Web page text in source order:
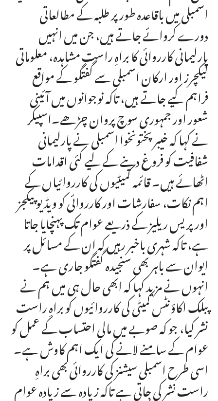
اسمبلی میں باقاعدہ طور پر طلبہ کے مطالعاتی
دورے کروائے جاتے ہیں، جن میں انہیں
پارلیمانی کارروائی کا براہِ راست مشاہدہ، معلوماتی
لیکچرز اور ارکان اسمبلی سے گفتگو کے مواقع
فراہم کیے جاتے ہیں، تاکہ نوجوانوں میں آئینی
شعور اور جمہوری سوچ پروان چڑھے۔اسپیکر
نے کہا کہ خیبرپختونخوا اسمبلی نے پارلیمانی
شفافیت کو فروغ دینے کے لیے کئی اقدامات
اٹھائے ہیں۔ قائمہ کمیٹیوں کی کارروائیاں کے
اہم نکات، سفارشات اور کارروائی کو ویڈیو پیکجز
اور پریس ریلیز کے ذریعے عوام تک پہنچایا جاتا
ہے، تاکہ شہری باخبر رہیں کہ ان کے مسائل پر
ایوان سے باہر بھی سنجیدہ گفتگو جاری ہے۔
انہوں نے مزید کہا کہ ابھی حال ہی میں ہم نے
پبلک اکاؤنٹس کمیٹی کی کارروائیوں کو براہِ راست
نشر کیا، جو کہ صوبے میں مالی احتساب کے عمل کو
عوام کے سامنے لانے کی ایک اہم کاوش ہے۔
اسی طرح اسمبلی سیشنز کی کارروائی بھی براہِ
راست نشر کی جاتی ہے تاکہ زیادہ سے زیادہ عوام